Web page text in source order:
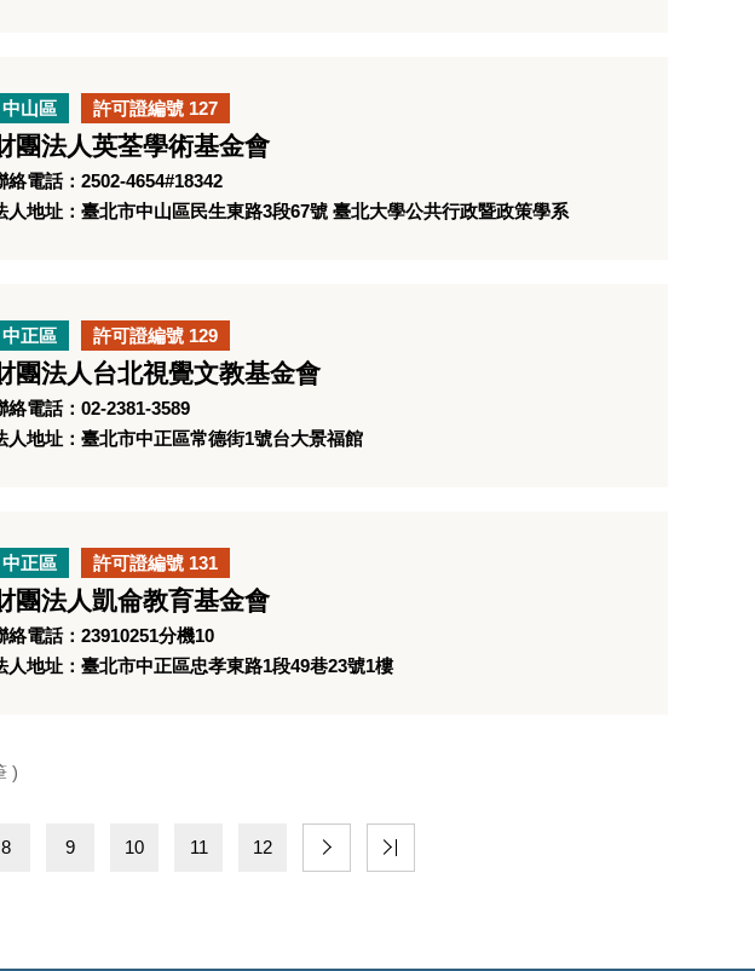
中山區 許可證編號 127
團法人英荃學術基金會
絡電話：2502-4654#18342
人地址：臺北市中山區民生東路3段67號 臺北大學公共行政暨政策學系
中正區 許可證編號 129
團法人台北視覺文教基金會
絡電話：02-2381-3589
人地址：臺北市中正區常德街1號台大景福館
中正區 許可證編號 131
團法人凱侖教育基金會
絡電話：23910251分機10
人地址：臺北市中正區忠孝東路1段49巷23號1樓
8 9 10 11 12
)